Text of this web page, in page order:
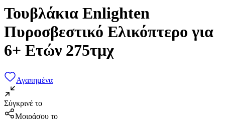
Τουβλάκια Enlighten
Πυροσβεστικό Ελικόπτερο για
6+ Ετών 275τμχ
Αγαπημένα
Σύγκρινέ το
Μοιράσου το